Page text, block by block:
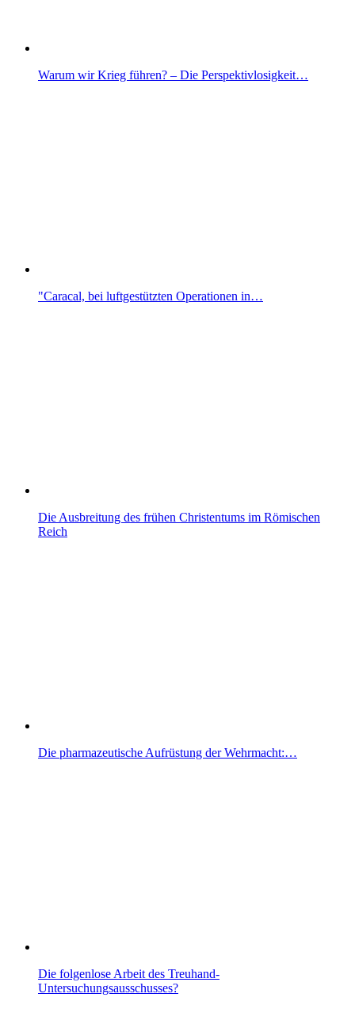
Warum wir Krieg führen? – Die Perspektivlosigkeit…
"Caracal, bei luftgestützten Operationen in…
Die Ausbreitung des frühen Christentums im Römischen
Reich
Die pharmazeutische Aufrüstung der Wehrmacht:…
Die folgenlose Arbeit des Treuhand-
Untersuchungsausschusses?